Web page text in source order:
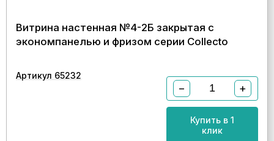
Витрина настенная №4-2Б закрытая с
экономпанелью и фризом серии Collecto
Артикул 65232
− +
Купить в 1
клик